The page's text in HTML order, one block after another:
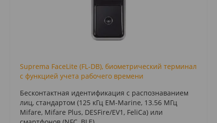
Suprema FaceLite (FL-DB), биометрический терминал
с функцией учета рабочего времени
Бесконтактная идентификация с распознаванием
лиц, стандартом (125 кГц EM-Marine, 13.56 МГц
Mifare, Mifare Plus, DESFire/EV1, FeliCa) или